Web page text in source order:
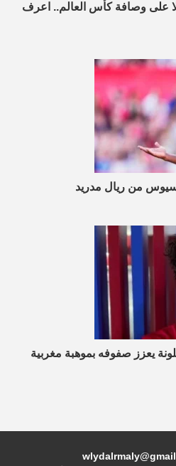
على وصافة كأس العالم.. اعرف
من ريال مدريد
يعزز صفوفه بموهبة مغربية